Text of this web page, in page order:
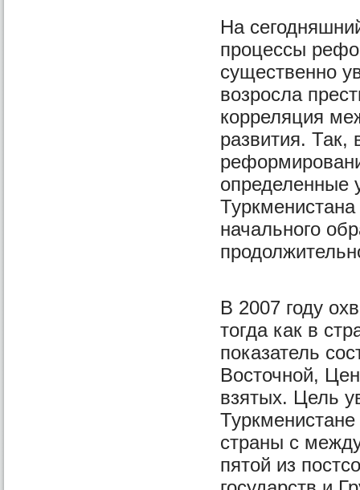
На
процессы
существенно
возросла
корреляция
развития. Так,
определенные
начального
В 2007 году
тогда как в
показатель
Восточной,
взятых. Цель
страны с
пятой из